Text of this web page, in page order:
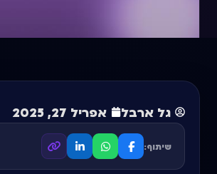
גל ארבל אפריל 27, 2025
שיתוף: